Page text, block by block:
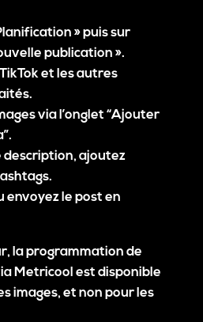
» puis sur
publication ».
et les autres
via l’onglet “Ajouter
description, ajoutez
envoyez le post en
la programmation de
Metricool est disponible
images, et non pour les